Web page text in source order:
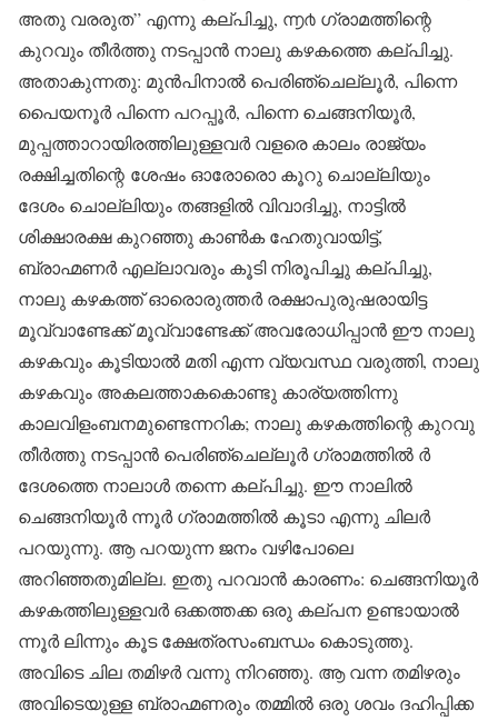
അതു വരരുത” എന്നു കല്പിച്ചു, ൬൪ ഗ്രാമത്തിന്റെ
കുറവും തീർത്തു നടപ്പാൻ നാലു കഴകത്തെ കല്പിച്ചു.
അതാകുന്നതു: മുൻപിനാൽ പെരിഞ്ചെല്ലൂർ, പിന്നെ
പൈയനൂർ പിന്നെ പറപ്പൂർ, പിന്നെ ചെങ്ങനിയൂർ,
മുപ്പത്താറായിരത്തിലുള്ളവർ വളരെ കാലം രാജ്യം
രക്ഷിച്ചതിന്റെ ശേഷം ഓരോരൊ കൂറു ചൊല്ലിയും
ദേശം ചൊല്ലിയും തങ്ങളിൽ വിവാദിച്ചു, നാട്ടിൽ
ശിക്ഷാരക്ഷ കുറഞ്ഞു കാൺക ഹേതുവായിട്ട്,
ബ്രാഹ്മണർ എല്ലാവരും കൂടി നിരൂപിച്ചു കല്പിച്ചു,
നാലു കഴകത്ത് ഓരൊരുത്തർ രക്ഷാപുരുഷരായിട്ട
മൂവ്വാണ്ടേക്ക് മൂവ്വാണ്ടേക്ക് അവരോധിപ്പാൻ ഈ നാലു
കഴകവും കൂടിയാൽ മതി എന്ന വ്യവസ്ഥ വരുത്തി, നാലു
കഴകവും അകലത്താകകൊണ്ടു കാര്യത്തിന്നു
കാലവിളംബനമുണ്ടെന്നറിക; നാലു കഴകത്തിന്റെ കുറവു
തീർത്തു നടപ്പാൻ പെരിഞ്ചെല്ലൂർ ഗ്രാമത്തിൽ ർ
ദേശത്തെ നാലാൾ തന്നെ കല്പിച്ചു. ഈ നാലിൽ
ചെങ്ങനിയൂർ ന്നൂർ ഗ്രാമത്തിൽ കൂടാ എന്നു ചിലർ
പറയുന്നു. ആ പറയുന്ന ജനം വഴിപോലെ
അറിഞ്ഞതുമില്ല. ഇതു പറവാൻ കാരണം: ചെങ്ങനിയൂർ
കഴകത്തിലുള്ളവർ ഒക്കത്തക്ക ഒരു കല്പന ഉണ്ടായാൽ
ന്നൂർ ലിന്നും കൂട ക്ഷേത്രസംബന്ധം കൊടുത്തു.
അവിടെ ചില തമിഴർ വന്നു നിറഞ്ഞു. ആ വന്ന തമിഴരും
അവിടെയുള്ള ബ്രാഹ്മണരും തമ്മിൽ ഒരു ശവം ദഹിപ്പിക്ക